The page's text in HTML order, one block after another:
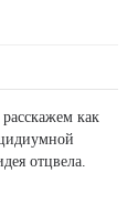
как
отцвела.